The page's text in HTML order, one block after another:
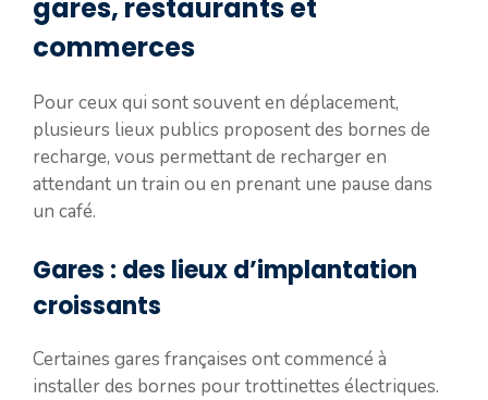
gares, restaurants et
commerces
Pour ceux qui sont souvent en déplacement,
plusieurs lieux publics proposent des bornes de
recharge, vous permettant de recharger en
attendant un train ou en prenant une pause dans
un café.
Gares : des lieux d’implantation
croissants
Certaines gares françaises ont commencé à
installer des bornes pour trottinettes électriques.